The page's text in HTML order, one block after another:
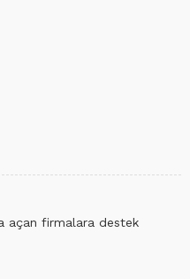
açan firmalara destek